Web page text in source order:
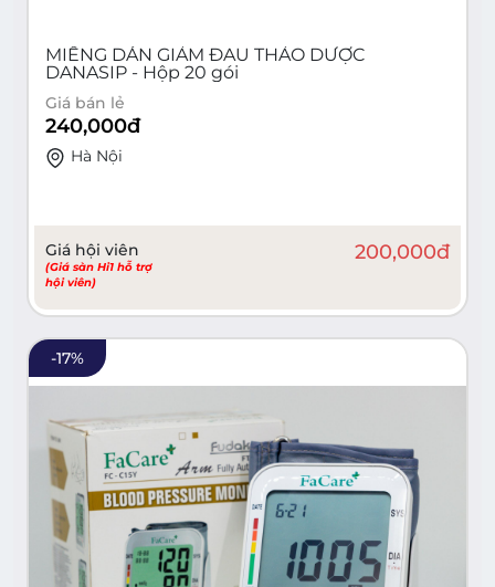
MIẾNG DÁN GIẢM ĐAU THẢO DƯỢC
DANASIP - Hộp 20 gói
Giá bán lẻ
240,000đ
Hà Nội
Giá hội viên
(Giá sàn Hi1 hỗ trợ
hội viên)
200,000đ
-17%